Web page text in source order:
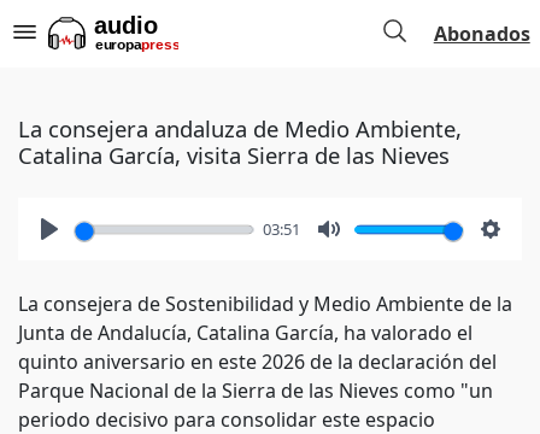
Abonados
La consejera andaluza de Medio Ambiente,
Catalina García, visita Sierra de las Nieves
03:51
La consejera de Sostenibilidad y Medio Ambiente de la
Junta de Andalucía, Catalina García, ha valorado el
quinto aniversario en este 2026 de la declaración del
Parque Nacional de la Sierra de las Nieves como "un
periodo decisivo para consolidar este espacio